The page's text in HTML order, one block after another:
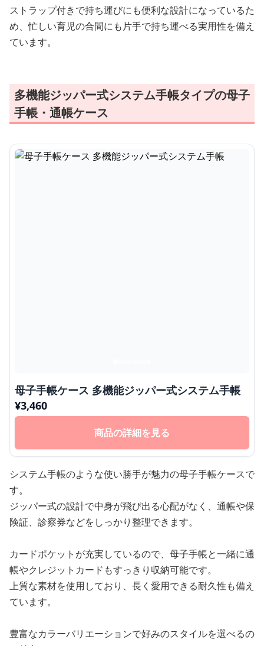
ストラップ付きで持ち運びにも便利な設計になっているた
め、忙しい育児の合間にも片手で持ち運べる実用性を備え
ています。
多機能ジッパー式システム手帳タイプの母子
手帳・通帳ケース
母子手帳ケース 多機能ジッパー式システム手帳
¥3,460
商品の詳細を見る
システム手帳のような使い勝手が魅力の母子手帳ケースで
す。
ジッパー式の設計で中身が飛び出る心配がなく、通帳や保
険証、診察券などをしっかり整理できます。
カードポケットが充実しているので、母子手帳と一緒に通
帳やクレジットカードもすっきり収納可能です。
上質な素材を使用しており、長く愛用できる耐久性も備え
ています。
豊富なカラーバリエーションで好みのスタイルを選べるの